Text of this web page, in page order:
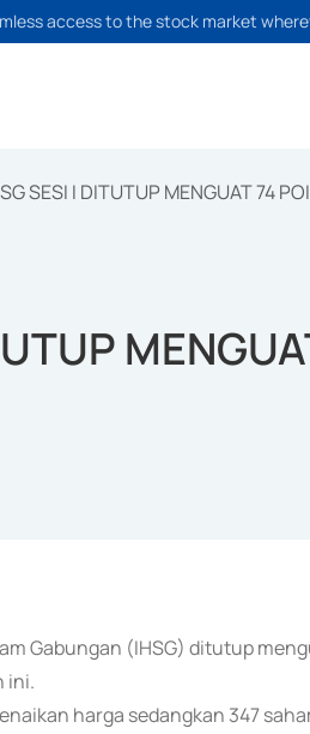
access to the stock market
SESI I DITUTUP MENGUAT 74
Gabungan (IHSG) ditutup
ini.
harga sedangkan 347